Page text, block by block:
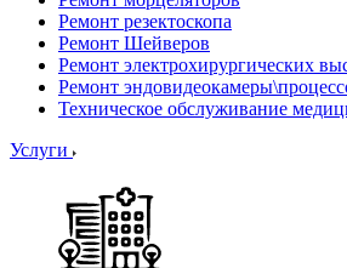
Ремонт резектоскопа
Ремонт Шейверов
Ремонт электрохирургических
Ремонт
Техническое обслуживание
Услуги